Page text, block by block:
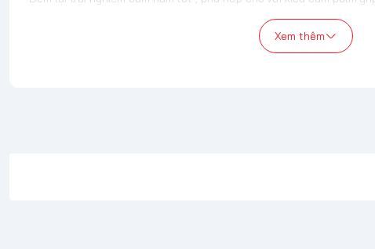
đảm bảo sự thoải mái khi sử dụng trong thời gian dàiXem thêm